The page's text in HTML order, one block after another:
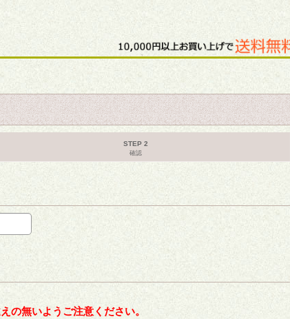
STEP 2
確認
の無いようご注意ください。